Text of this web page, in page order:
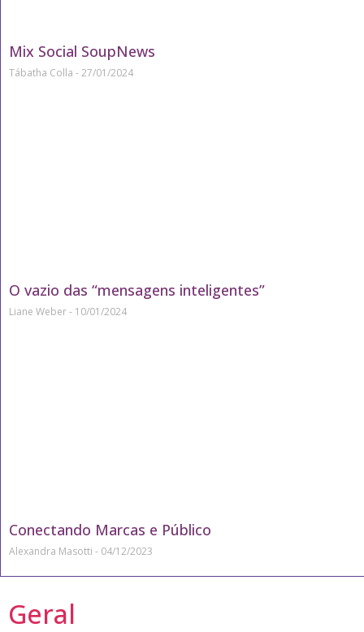
Mix Social SoupNews
Tábatha Colla 27/01/2024
O vazio das “mensagens inteligentes”
Liane Weber 10/01/2024
Conectando Marcas e Público
Alexandra Masotti 04/12/2023
Geral